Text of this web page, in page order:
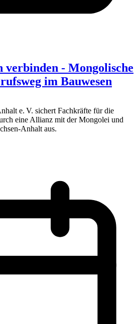
verbinden - Mongolische
im Bauwesen
e. V. sichert Fachkräfte für die
eine Allianz mit der Mongolei und
Anhalt aus.